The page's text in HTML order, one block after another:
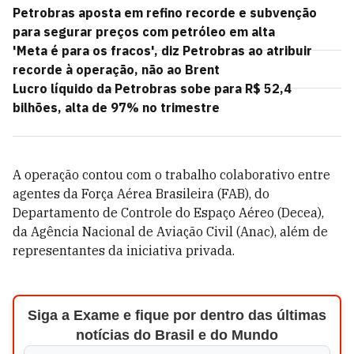
Petrobras aposta em refino recorde e subvenção
para segurar preços com petróleo em alta
'Meta é para os fracos', diz Petrobras ao atribuir
recorde à operação, não ao Brent
Lucro líquido da Petrobras sobe para R$ 52,4
bilhões, alta de 97% no trimestre
A operação contou com o trabalho colaborativo entre
agentes da Força Aérea Brasileira (FAB), do
Departamento de Controle do Espaço Aéreo (Decea),
da Agência Nacional de Aviação Civil (Anac), além de
representantes da iniciativa privada.
Siga a Exame e fique por dentro das últimas
notícias do Brasil e do Mundo